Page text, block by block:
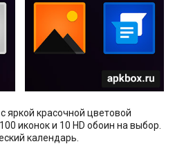
яркой красочной цветовой
иконок и 10 HD обоин на выбор.
календарь.